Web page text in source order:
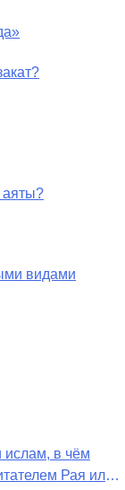
аяты?
видами
ислам, в чём
Рая или